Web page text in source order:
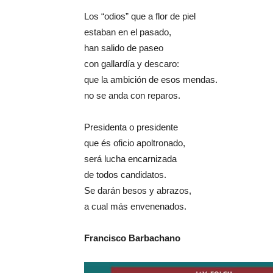
Los “odios” que a flor de piel
estaban en el pasado,
han salido de paseo
con gallardía y descaro:
que la ambición de esos mendas.
no se anda con reparos.
Presidenta o presidente
que és oficio apoltronado,
será lucha encarnizada
de todos candidatos.
Se darán besos y abrazos,
a cual más envenenados.
Francisco Barbachano